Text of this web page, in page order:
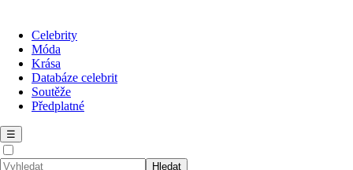
Celebrity
Móda
Krása
Databáze celebrit
Soutěže
Předplatné
☰